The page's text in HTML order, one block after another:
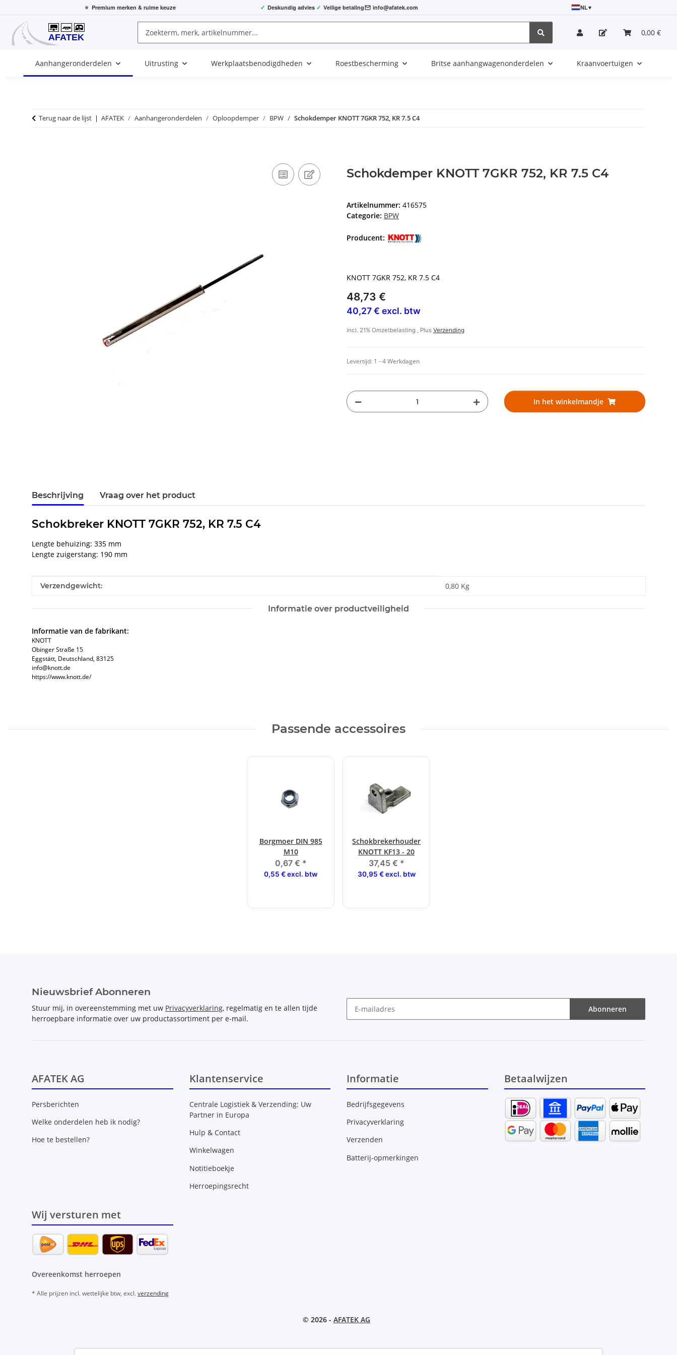
⭐ Premium merken & ruime keuze ✓ Deskundig advies ✓ Veilige betaling info@afatek.com NL▾
0,00 €
Aanhangeronderdelen Uitrusting Werkplaatsbenodigdheden Roestbescherming Britse aanhangwagenonderdelen Kraanvoertuigen
Terug naar de lijst AFATEK Aanhangeronderdelen Oploopdemper BPW Schokdemper KNOTT 7GKR 752, KR 7.5 C4
Schokdemper KNOTT 7GKR 752, KR 7.5 C4
Artikelnummer: 416575
Categorie: BPW
Producent:
KNOTT 7GKR 752, KR 7.5 C4
48,73 €
40,27 € excl. btw
incl. 21% Omzetbelasting , Plus Verzending
Levertijd: 1 - 4 Werkdagen
In het winkelmandje
Beschrijving Vraag over het product
Schokbreker KNOTT 7GKR 752, KR 7.5 C4
Lengte behuizing: 335 mm
Lengte zuigerstang: 190 mm
#productDetails.itemInformation#
#productDetails.itemValue#
Verzendgewicht: 0,80 Kg
Informatie over productveiligheid
Informatie van de fabrikant:
KNOTT
Obinger Straße 15
Eggstätt, Deutschland, 83125
info@knott.de
https://www.knott.de/
Passende accessoires
Borgmoer DIN 985
M10
0,67 € *
0,55 € excl. btw
Schokbrekerhouder
KNOTT KF13 - 20
37,45 € *
30,95 € excl. btw
Nieuwsbrief Abonneren
Stuur mij, in overeenstemming met uw Privacyverklaring, regelmatig en te allen tijde
herroepbare informatie over uw productassortiment per e-mail.
Abonneren
AFATEK AG
Persberichten
Welke onderdelen heb ik nodig?
Hoe te bestellen?
Klantenservice
Centrale Logistiek & Verzending: Uw
Partner in Europa
Hulp & Contact
Winkelwagen
Notitieboekje
Herroepingsrecht
Informatie
Bedrijfsgegevens
Privacyverklaring
Verzenden
Batterij-opmerkingen
Betaalwijzen
Wij versturen met
Overeenkomst herroepen
* Alle prijzen incl. wettelijke btw, excl.verzending
© 2026 - AFATEK AG